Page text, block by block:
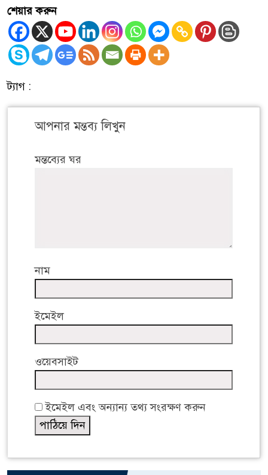
শেয়ার করুন
ট্যাগ :
আপনার মন্তব্য লিখুন
মন্তব্যের ঘর
নাম
ইমেইল
ওয়েবসাইট
ইমেইল এবং অন্যান্য তথ্য সংরক্ষণ করুন